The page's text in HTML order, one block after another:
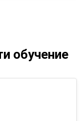
обучение